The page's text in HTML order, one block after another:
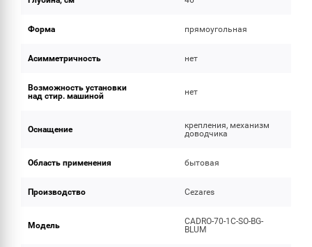
Форма прямоугольная
Асимметричность нет
Возможность установки
над стир. машиной
нет
Оснащение
крепления, механизм
доводчика
Область применения бытовая
Производство Cezares
Модель
CADRO-70-1C-SO-BG-
BLUM